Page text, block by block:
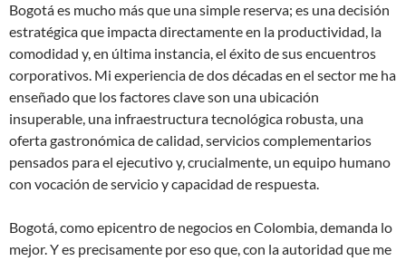
Bogotá es mucho más que una simple reserva; es una decisión
estratégica que impacta directamente en la productividad, la
comodidad y, en última instancia, el éxito de sus encuentros
corporativos. Mi experiencia de dos décadas en el sector me ha
enseñado que los factores clave son una ubicación
insuperable, una infraestructura tecnológica robusta, una
oferta gastronómica de calidad, servicios complementarios
pensados para el ejecutivo y, crucialmente, un equipo humano
con vocación de servicio y capacidad de respuesta.
Bogotá, como epicentro de negocios en Colombia, demanda lo
mejor. Y es precisamente por eso que, con la autoridad que me